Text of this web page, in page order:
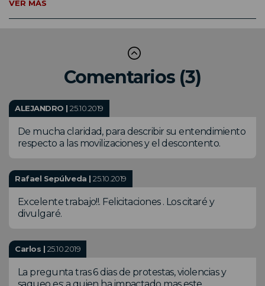
VER MÁS
Comentarios (3)
ALEJANDRO |25.10.2019
De mucha claridad, para describir su entendimiento
respecto a las movilizaciones y el descontento.
Rafael Sepúlveda |25.10.2019
Excelente trabajo!!. Felicitaciones . Los citaré y
divulgaré.
Carlos | 25.10.2019
La pregunta tras 6 dias de protestas, violencias y